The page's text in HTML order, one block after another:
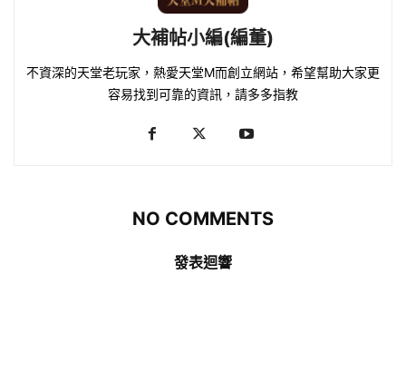
大補帖小編(編董)
不資深的天堂老玩家，熱愛天堂M而創立網站，希望幫助大家更
容易找到可靠的資訊，請多多指教
NO COMMENTS
發表迴響